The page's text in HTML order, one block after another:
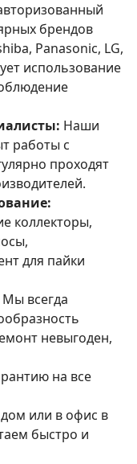
брендов
Panasonic, LG,
использование
Наши
работы с
проходят
коллекторы,
для пайки
Мы всегда
невыгоден,
на все
или в офис в
быстро и